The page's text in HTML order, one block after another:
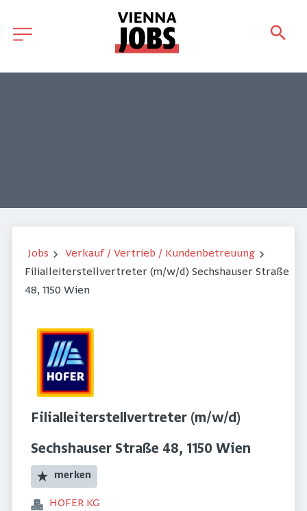
Jobs
Verkauf / Vertrieb / Kundenbetreuung
Filialleiterstellvertreter (m/w/d) Sechshauser Straße
48, 1150 Wien
Filialleiterstellvertreter (m/w/d)
Sechshauser Straße 48, 1150 Wien
merken
HOFER KG